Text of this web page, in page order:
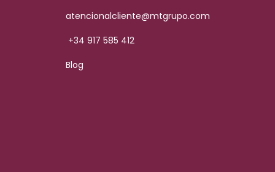
atencionalcliente@mtgrupo.com
+34 917 585 412
Blog